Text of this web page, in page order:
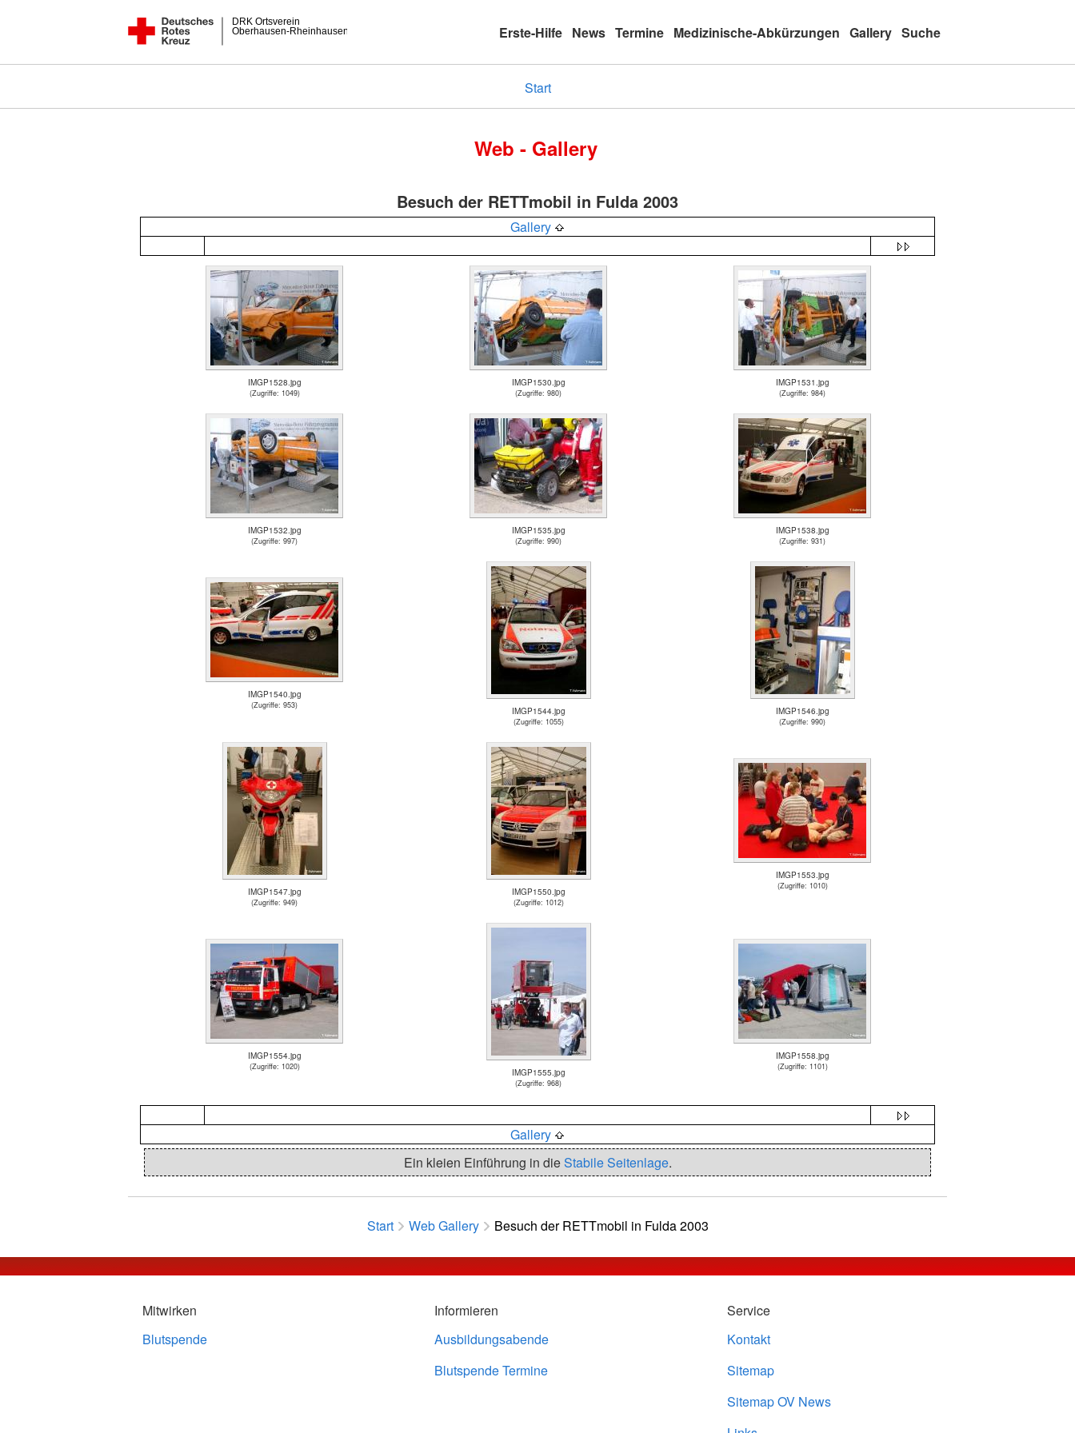
Oberhausen-Rheinhausen
DRK Ortsverein
Erste-Hilfe News Termine Medizinische-Abkürzungen Gallery Suche
Start
Web - Gallery
Besuch der RETTmobil in Fulda 2003
Gallery
IMGP1528.jpg
(Zugriffe: 1049)
IMGP1530.jpg
(Zugriffe: 980)
IMGP1531.jpg
(Zugriffe: 984)
IMGP1532.jpg
(Zugriffe: 997)
IMGP1535.jpg
(Zugriffe: 990)
IMGP1538.jpg
(Zugriffe: 931)
IMGP1540.jpg
(Zugriffe: 953)
IMGP1544.jpg
(Zugriffe: 1055)
IMGP1546.jpg
(Zugriffe: 990)
IMGP1547.jpg
(Zugriffe: 949)
IMGP1550.jpg
(Zugriffe: 1012)
IMGP1553.jpg
(Zugriffe: 1010)
IMGP1554.jpg
(Zugriffe: 1020)
IMGP1555.jpg
(Zugriffe: 968)
IMGP1558.jpg
(Zugriffe: 1101)
Gallery
Ein kleien Einführung in dieStabile Seitenlage.
Start Web Gallery Besuch der RETTmobil in Fulda 2003
Mitwirken
Blutspende
Informieren
Ausbildungsabende
Blutspende Termine
Service
Kontakt
Sitemap
Sitemap OV News